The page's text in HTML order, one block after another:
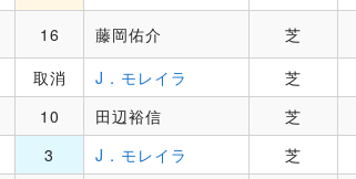
16 藤岡佑介 芝
取消 J．モレイラ 芝
10 田辺裕信 芝
3 J．モレイラ 芝